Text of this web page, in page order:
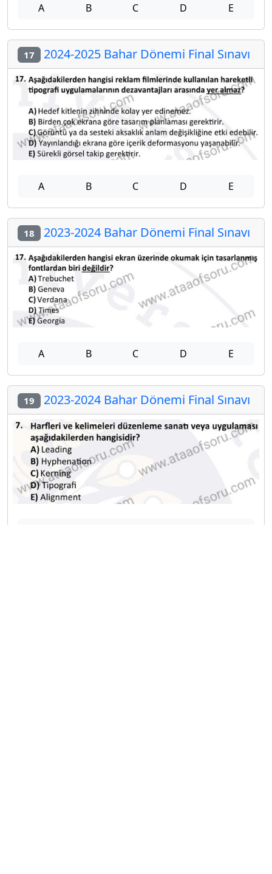
A B C D E
17 2024-2025 Bahar Dönemi Final Sınavı
A B C D E
18 2023-2024 Bahar Dönemi Final Sınavı
A B C D E
19 2023-2024 Bahar Dönemi Final Sınavı